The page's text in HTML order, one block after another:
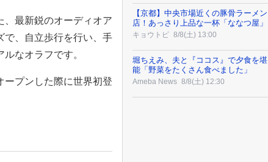
、最新鋭のオーディオア
で、自立歩行を行い、手
なオラフです。
ープンした際に世界初登
【京都】中央市場近くの豚骨ラーメン
店！あっさり上品な一杯「ななつ屋」
キョウトピ 8/8(土) 13:00
堀ちえみ、夫と『ココス』で夕食を堪
能「野菜をたくさん食べました」
Ameba News 8/8(土) 12:30